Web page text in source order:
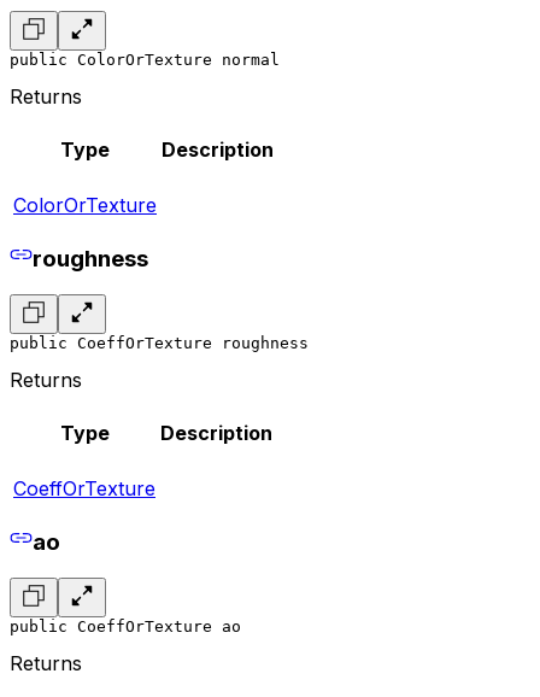
public ColorOrTexture normal
Returns
Type Description
ColorOrTexture
roughness
public CoeffOrTexture roughness
Returns
Type Description
CoeffOrTexture
ao
public CoeffOrTexture ao
Returns